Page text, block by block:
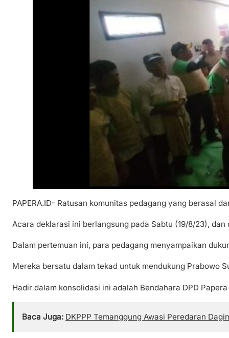
PAPERA.ID- Ratusan komunitas pedagang yang berasal
Acara deklarasi ini berlangsung pada Sabtu (19/8/23),
Dalam pertemuan ini, para pedagang menyampaikan
Mereka bersatu dalam tekad untuk mendukung Prabowo
Hadir dalam konsolidasi ini adalah Bendahara DPD
Baca Juga: DKPPP Temanggung Awasi Peredaran